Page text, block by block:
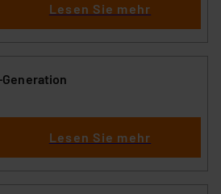
Lesen Sie mehr
Lesen Sie mehr